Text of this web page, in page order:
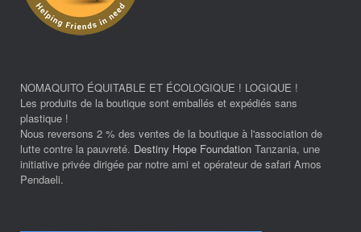
NOMAQUITO ÉQUITABLE ET ÉCOLOGIQUE ! LOGIQUE !
Les produits de la boutique sont emballés et expédiés sans
plastique !
Nous reversons 2 % des ventes de la boutique à l'association de
lutte contre la pauvreté. Destiny Hope Foundation Tanzania, une
initiative privée dirigée par notre ami et opérateur de safari Amos
Pendaeli.